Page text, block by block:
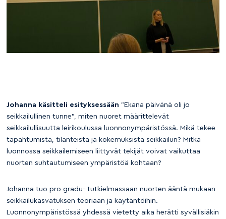
Johanna käsitteli esityksessään ”Ekana päivänä oli jo
seikkailullinen tunne”, miten nuoret määrittelevät
seikkailullisuutta leirikoulussa luonnonympäristössä. Mikä tekee
tapahtumista, tilanteista ja kokemuksista seikkailun? Mitkä
luonnossa seikkailemiseen liittyvät tekijät voivat vaikuttaa
nuorten suhtautumiseen ympäristöä kohtaan?
Johanna tuo pro gradu- tutkielmassaan nuorten ääntä mukaan
seikkailukasvatuksen teoriaan ja käytäntöihin.
Luonnonympäristössä yhdessä vietetty aika herätti syvällisiäkin